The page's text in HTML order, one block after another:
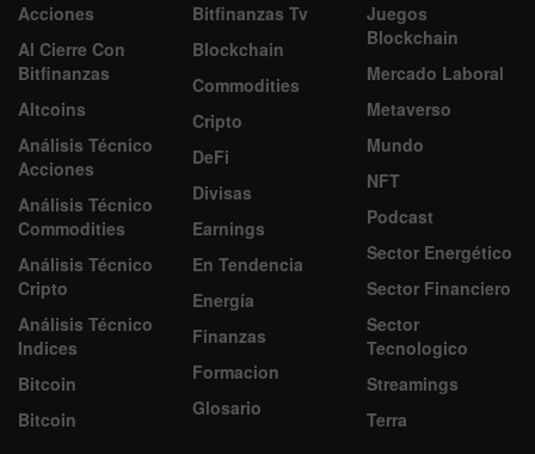
Acciones
Al Cierre Con
Bitfinanzas
Altcoins
Análisis Técnico
Acciones
Análisis Técnico
Commodities
Análisis Técnico
Cripto
Análisis Técnico
Indices
Bitcoin
Bitcoin
Bitfinanzas Tv
Blockchain
Commodities
Cripto
DeFi
Divisas
Earnings
En Tendencia
Energía
Finanzas
Formacion
Glosario
Juegos
Blockchain
Mercado Laboral
Metaverso
Mundo
NFT
Podcast
Sector Energético
Sector Financiero
Sector
Tecnologico
Streamings
Terra